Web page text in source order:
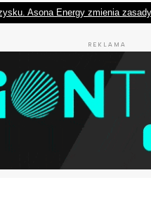
Asona Energy zmienia
REKLAMA